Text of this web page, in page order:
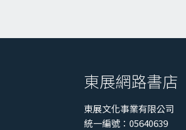
東展網路書店
東展文化事業有限公司
統一編號：05640639